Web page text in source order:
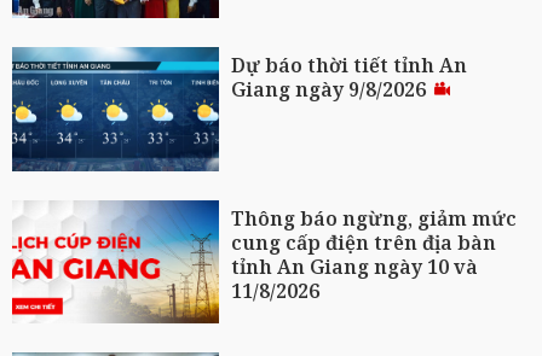
Dự báo thời tiết tỉnh An
Giang ngày 9/8/2026
Thông báo ngừng, giảm mức
cung cấp điện trên địa bàn
tỉnh An Giang ngày 10 và
11/8/2026